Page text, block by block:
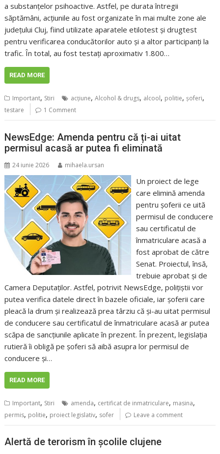
a substanțelor psihoactive. Astfel, pe durata întregii
săptămâni, acțiunile au fost organizate în mai multe zone ale
județului Cluj, fiind utilizate aparatele etilotest și drugtest
pentru verificarea conducătorilor auto și a altor participanți la
trafic. În total, au fost testați aproximativ 1.800…
READ MORE
Important, Stiri acţiune,Alcohol & drugs, alcool, politie,şoferi,
testare 1 Comment
NewsEdge: Amenda pentru că ți-ai uitat
permisul acasă ar putea fi eliminată
24 iunie 2026 mihaela.ursan
Un proiect de lege
care elimină amenda
pentru șoferii ce uită
permisul de conducere
sau certificatul de
înmatriculare acasă a
fost aprobat de către
Senat. Proiectul, însă,
trebuie aprobat și de
Camera Deputaților. Astfel, potrivit NewsEdge, polițiștii vor
putea verifica datele direct în bazele oficiale, iar șoferii care
pleacă la drum și realizează prea târziu că și-au uitat permisul
de conducere sau certificatul de înmatriculare acasă ar putea
scăpa de sancțiunile aplicate în prezent. În prezent, legislația
rutieră îi obligă pe șoferi să aibă asupra lor permisul de
conducere și…
READ MORE
Important, Stiri amenda, certificat de inmatriculare, masina,
permis, politie, proiect legislativ, sofer Leave a comment
Alertă de terorism în școlile clujene